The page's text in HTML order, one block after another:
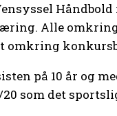
Alle
omkring
på 10 år og
som det